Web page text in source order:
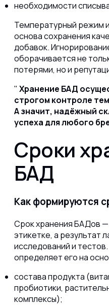
необходимости
Температурный режим
основа сохранения
добавок.
оборачивается не
потерями, но и
Хранение БАД
строгом контроле
А значит, надёжный
успеха для любого
Сроки
БАД
Как формируются
Срок хранения БАДов
этикетке, а результат
исследований и
определяет его на
состава продукта
пробиотики,
комплексы);